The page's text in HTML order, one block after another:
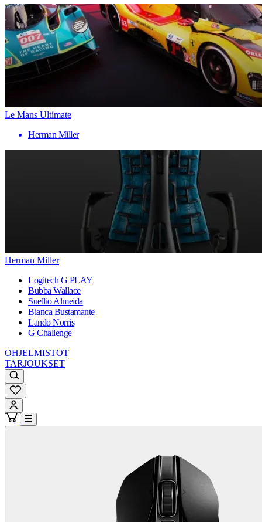
Le Mans Ultimate
Herman Miller
Herman Miller
Logitech G PLAY
Bubba Wallace
Suellio Almeida
Bianca Bustamante
Lando Norris
G Challenge
OHJELMISTOT
TARJOUKSET